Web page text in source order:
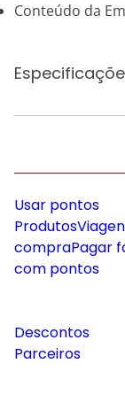
Conteúdo da
Usar pontos
Produtos
compraPagar
com pontos
Descontos
Parceiros